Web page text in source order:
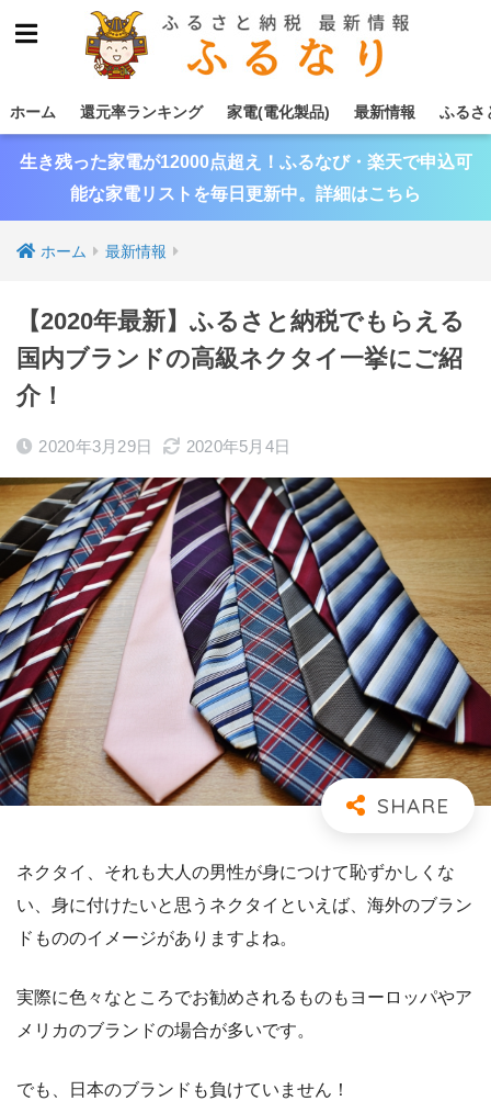
ホーム 還元率ランキング 家電(電化製品) 最新情報 ふるさ
生き残った家電が12000点超え！ふるなび・楽天で申込可
能な家電リストを毎日更新中。詳細はこちら
ホーム 最新情報
【2020年最新】ふるさと納税でもらえる
国内ブランドの高級ネクタイ一挙にご紹
介！
2020年3月29日 2020年5月4日
ネクタイ、それも大人の男性が身につけて恥ずかしくな
い、身に付けたいと思うネクタイといえば、海外のブラン
ドもののイメージがありますよね。
実際に色々なところでお勧めされるものもヨーロッパやア
メリカのブランドの場合が多いです。
でも、日本のブランドも負けていません！